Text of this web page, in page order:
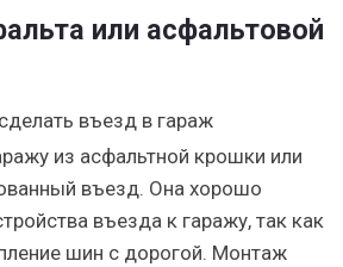
или асфальтовой
из асфальтной крошки или
въезд. Она хорошо
въезда к гаражу, так как
шин с дорогой. Монтаж